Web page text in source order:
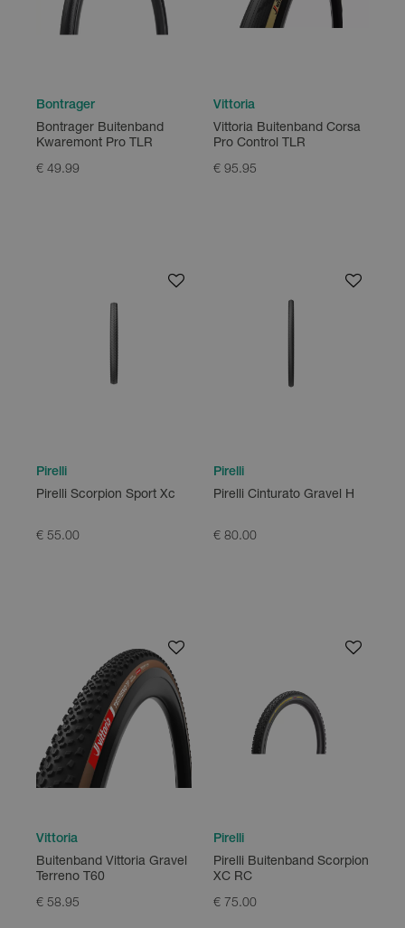
Bontrager
Bontrager Buitenband
Kwaremont Pro TLR
€ 49.99
Vittoria
Vittoria Buitenband Corsa
Pro Control TLR
€ 95.95
Pirelli
Pirelli Scorpion Sport Xc
€ 55.00
Pirelli
Pirelli Cinturato Gravel H
€ 80.00
Vittoria
Buitenband Vittoria Gravel
Terreno T60
€ 58.95
Pirelli
Pirelli Buitenband Scorpion
XC RC
€ 75.00